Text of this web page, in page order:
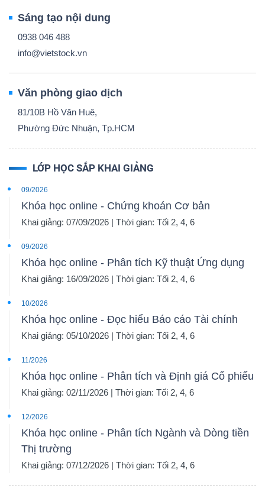
Sáng tạo nội dung
0938 046 488
info@vietstock.vn
Văn phòng giao dịch
81/10B Hồ Văn Huê,
Phường Đức Nhuận, Tp.HCM
LỚP HỌC SẮP KHAI GIẢNG
09/2026
Khóa học online - Chứng khoán Cơ bản
Khai giảng: 07/09/2026 | Thời gian: Tối 2, 4, 6
09/2026
Khóa học online - Phân tích Kỹ thuật Ứng dụng
Khai giảng: 16/09/2026 | Thời gian: Tối 2, 4, 6
10/2026
Khóa học online - Đọc hiểu Báo cáo Tài chính
Khai giảng: 05/10/2026 | Thời gian: Tối 2, 4, 6
11/2026
Khóa học online - Phân tích và Định giá Cổ phiếu
Khai giảng: 02/11/2026 | Thời gian: Tối 2, 4, 6
12/2026
Khóa học online - Phân tích Ngành và Dòng tiền
Thị trường
Khai giảng: 07/12/2026 | Thời gian: Tối 2, 4, 6